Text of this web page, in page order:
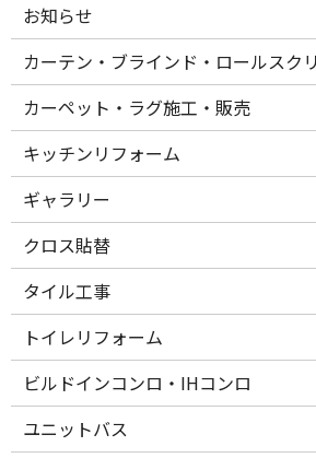
お知らせ
カーテン・ブラインド・ロールスク
カーペット・ラグ施工・販売
キッチンリフォーム
ギャラリー
クロス貼替
タイル工事
トイレリフォーム
ビルドインコンロ・IHコンロ
ユニットバス